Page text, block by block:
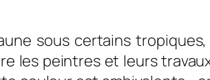
sous certains
les peintres et leurs